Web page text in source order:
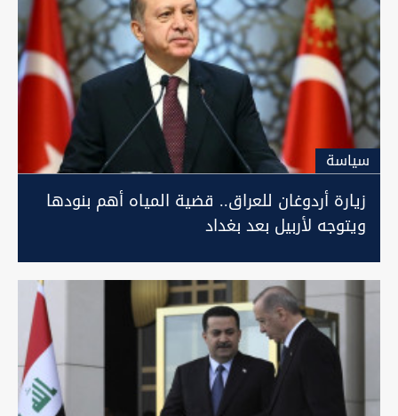
سیاسة
زيارة أردوغان للعراق.. قضية المياه أهم بنودها
ويتوجه لأربيل بعد بغداد